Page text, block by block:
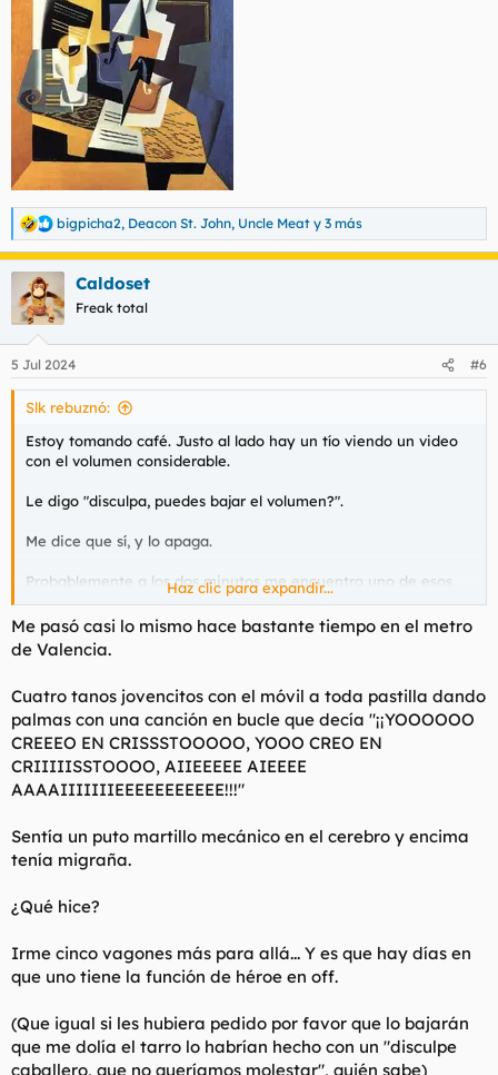
R
e
a
c
i
e
s
bigpicha2, Deacon St. John, Uncle Meat y 3 más
Caldoset
Freak total
5 Jul 2024 #6
Slk rebuznó:
Estoy tomando café. Justo al lado hay un tío viendo un video
con el volumen considerable.
Le digo "disculpa, puedes bajar el volumen?".
Me dice que sí, y lo apaga.
Probablemente a los dos minutos me encuentro uno de esos
vídeos de Maradona en YouTube diciendo cosas. Y tardé
probablemente un minuto en darme cuenta de que tenía el
volumen puesto tan alto como él lo tenía un rato antes.
"Hay cosas muy tuyas que yo no comprendo
Y hay cosas tan mías, pero es que yo no las veo
Supongo que pienso que yo no las tengo."
(Alejandro Sanz).
Haz clic para expandir...
Me pasó casi lo mismo hace bastante tiempo en el metro
de Valencia.
Cuatro tanos jovencitos con el móvil a toda pastilla dando
palmas con una canción en bucle que decía "¡¡YOOOOOO
CREEEO EN CRISSSTOOOOO, YOOO CREO EN
CRIIIIISSTOOOO, AIIEEEEE AIEEEE
AAAAIIIIIIIEEEEEEEEEEE!!!"
Sentía un puto martillo mecánico en el cerebro y encima
tenía migraña.
¿Qué hice?
Irme cinco vagones más para allá... Y es que hay días en
que uno tiene la función de héroe en off.
(Que igual si les hubiera pedido por favor que lo bajarán
que me dolía el tarro lo habrían hecho con un "disculpe
caballero, que no queríamos molestar", quién sabe)